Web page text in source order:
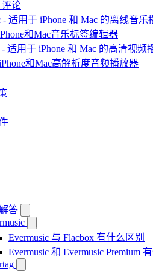
评论
- 适用于 iPhone 和 Mac 的离线音乐
和Mac音乐标签编辑器
- 适用于 iPhone 和 Mac 的高清视频
和Mac高解析度音频播放器
答
Evermusic 与 Flacbox 有什么区别
Evermusic 和 Evermusic Premium